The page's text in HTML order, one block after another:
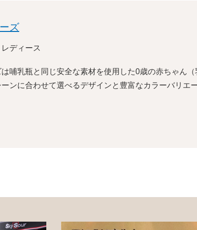
ズ
ディース
は哺乳瓶と同じ安全な素材を使用した0歳の赤ちゃん
ンに合わせて選べるデザインと豊富なカラーバリエ